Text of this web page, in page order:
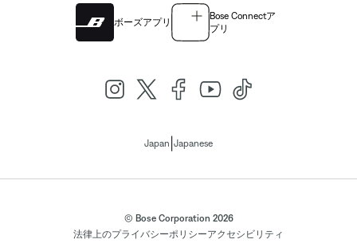
ボーズアプリ
Bose Connectア
プリ
Japan Japanese
© Bose Corporation 2026
法律上のプライバシーポリシーアクセシビリティ